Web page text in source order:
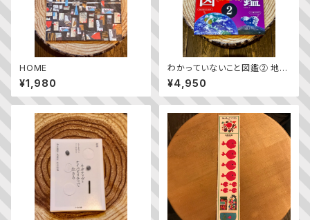
HOME
¥1,980
わかっていないこと図鑑② 地
球・気象・宇宙
¥4,950